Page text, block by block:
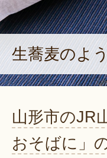
生蕎麦のよ
山形市のJR
おそばに」